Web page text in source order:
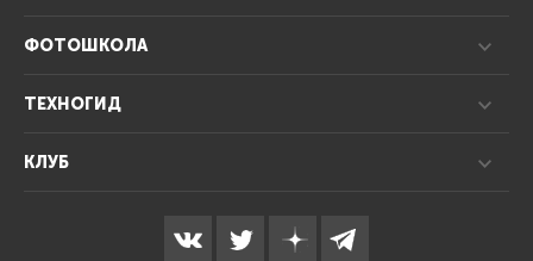
ФОТОШКОЛА
ТЕХНОГИД
КЛУБ